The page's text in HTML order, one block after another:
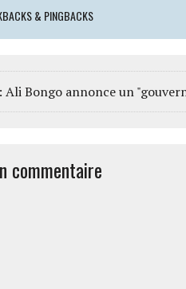
& PINGBACKS
Ali Bongo annonce un
commentaire